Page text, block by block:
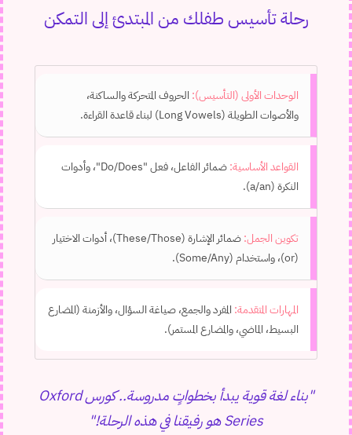
رحلة تأسيس طفلك من المبتدئ إلى التمكن
الوحدات الأولى (التأسيس): الحروف المتحركة والساكنة،
والأصوات الطويلة (Long Vowels) لبناء قاعدة القراءة.
القواعد الأساسية:
ضمائر الفاعل، فعل "Do/Does"، وأدوات
النكرة (a/an).
تكوين الجمل:
ضمائر الإشارة (These/Those)، أدوات الاختيار
(or)، واستخدام (Some/Any).
المهارات المتقدمة: المفرد والجمع، صياغة السؤال، والأزمنة (المضارع
البسيط، الماضي، والمضارع المستمر).
"بناء لغة قوية يبدأ بخطواتٍ مدروسة.. كورس Oxford
Series هو رفيقنا في هذه الرحلة!"